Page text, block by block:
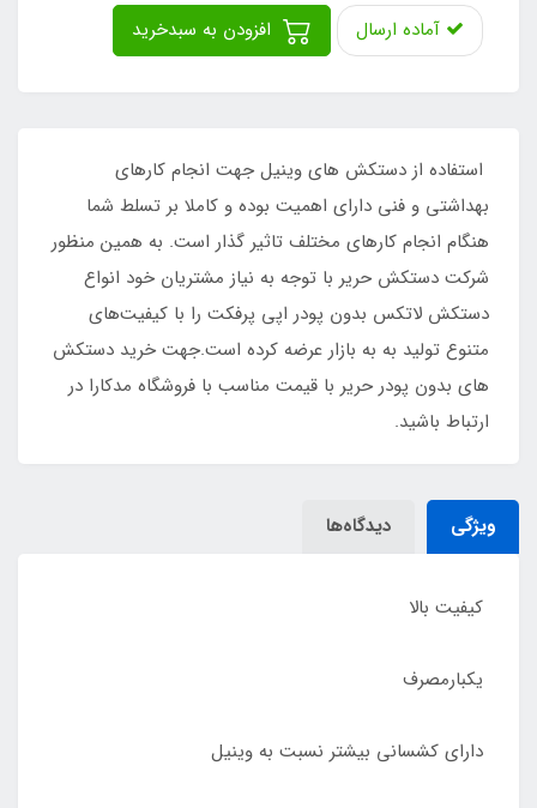
آماده ارسال
استفاده از دستکش های وینیل جهت انجام کارهای
بهداشتی و فنی دارای اهمیت بوده و کاملا بر تسلط شما
هنگام انجام کارهای مختلف تاثیر گذار است. به همین منظور
شرکت دستکش حریر با توجه به نیاز مشتریان خود انواع
دستکش لاتکس بدون پودر اپی پرفکت را با کیفیت‌های
متنوع تولید به به بازار عرضه کرده است.جهت خرید دستکش
های بدون پودر حریر با قیمت مناسب با فروشگاه مدکارا در
ارتباط باشید.
ویژگی دیدگاه‌ها
کیفیت بالا
یکبارمصرف
دارای کشسانی بیشتر نسبت به وینیل